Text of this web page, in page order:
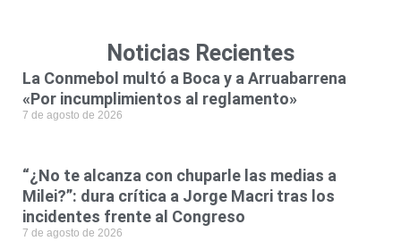
Noticias Recientes
La Conmebol multó a Boca y a Arruabarrena
«Por incumplimientos al reglamento»
7 de agosto de 2026
“¿No te alcanza con chuparle las medias a
Milei?”: dura crítica a Jorge Macri tras los
incidentes frente al Congreso
7 de agosto de 2026